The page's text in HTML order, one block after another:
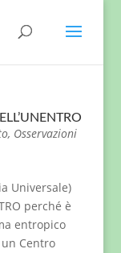
, Osservazioni
Universale)
perché è
entropico
Centro